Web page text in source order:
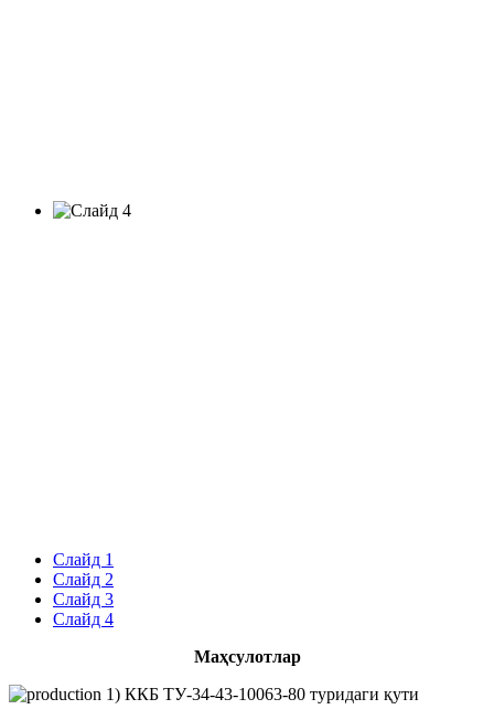
Слайд 1
Слайд 2
Слайд 3
Слайд 4
Маҳсулотлар
1) ККБ ТУ-34-43-10063-80 туридаги қути